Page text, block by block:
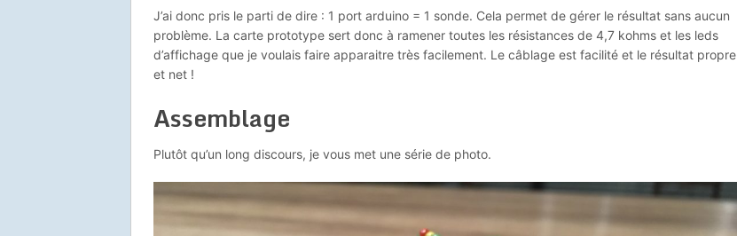
J’ai donc pris le parti de dire : 1 port arduino = 1 sonde. Cela permet de gérer le résultat sans aucun
problème. La carte prototype sert donc à ramener toutes les résistances de 4,7 kohms et les leds
d’affichage que je voulais faire apparaitre très facilement. Le câblage est facilité et le résultat propre
et net !
Assemblage
Plutôt qu’un long discours, je vous met une série de photo.